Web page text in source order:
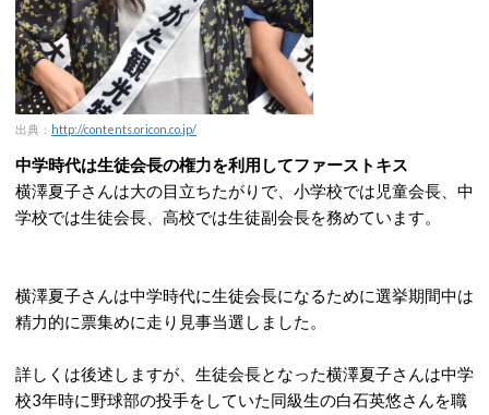
出典： http://contents.oricon.co.jp/
中学時代は生徒会長の権力を利用してファーストキス
横澤夏子さんは大の目立ちたがりで、小学校では児童会長、中
学校では生徒会長、高校では生徒副会長を務めています。
横澤夏子さんは中学時代に生徒会長になるために選挙期間中は
精力的に票集めに走り見事当選しました。
詳しくは後述しますが、生徒会長となった横澤夏子さんは中学
校3年時に野球部の投手をしていた同級生の白石英悠さんを職